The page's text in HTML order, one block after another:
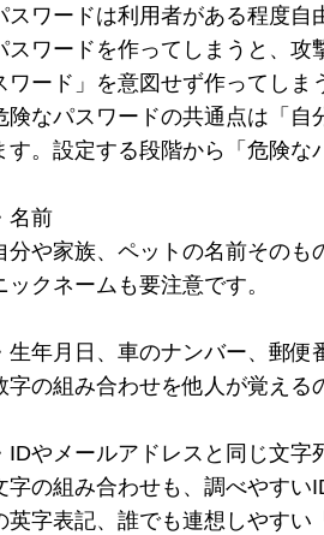
スワードは利用者がある程度自
スワードを作ってしまうと、攻
ワード」を意図せず作ってしま
険なパスワードの共通点は「自
す。設定する段階から「危険な
名前
分や家族、ペットの名前その
ックネームも要注意です。
生年月日、車のナンバー、郵便
字の組み合わせを他人が覚える
IDやメールアドレスと同じ文
字の組み合わせも、調べやすい
英字表記、誰でも連想しやすい